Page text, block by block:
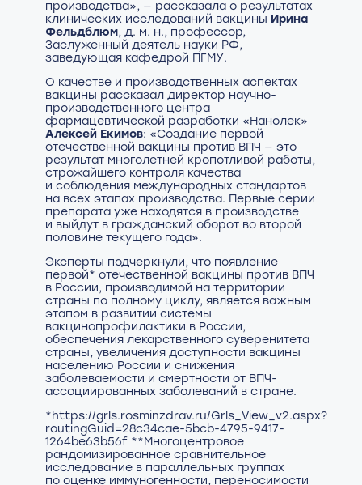
производства», — рассказала о результатах
клинических исследований вакцины Ирина
Фельдблюм, д. м. н., профессор,
Заслуженный деятель науки РФ,
заведующая кафедрой ПГМУ.
О качестве и производственных аспектах
вакцины рассказал директор научно-
производственного центра
фармацевтической разработки «Нанолек»
Алексей Екимов: «Создание первой
отечественной вакцины против ВПЧ — это
результат многолетней кропотливой работы,
строжайшего контроля качества
и соблюдения международных стандартов
на всех этапах производства. Первые серии
препарата уже находятся в производстве
и выйдут в гражданский оборот во второй
половине текущего года».
Эксперты подчеркнули, что появление
первой* отечественной вакцины против ВПЧ
в России, производимой на территории
страны по полному циклу, является важным
этапом в развитии системы
вакцинопрофилактики в России,
обеспечения лекарственного суверенитета
страны, увеличения доступности вакцины
населению России и снижения
заболеваемости и смертности от ВПЧ-
ассоциированных заболеваний в стране.
*https://grls.rosminzdrav.ru/Grls_View_v2.aspx?
routingGuid=28c34cae-5bcb-4795-9417-
1264be63b56f **Многоцентровое
рандомизированное сравнительное
исследование в параллельных группах
по оценке иммуногенности, переносимости